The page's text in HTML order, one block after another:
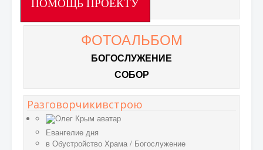
ПОМОЩЬ ПРОЕКТУ
ФОТОАЛЬБОМ
БОГОСЛУЖЕНИЕ
СОБОР
Разговорчикивстрою
Евангелие дня
в Обустройство Храма / Богослужение